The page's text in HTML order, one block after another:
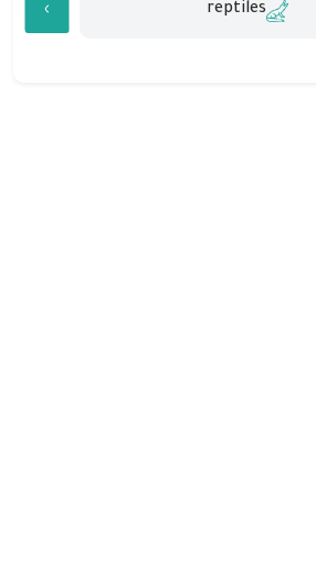
reptiles
›